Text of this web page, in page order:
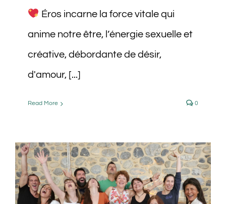
Éros incarne la force vitale qui
anime notre être, l’énergie sexuelle et
créative, débordante de désir,
d'amour, [...]
Read More 0